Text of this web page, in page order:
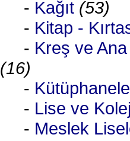
- Kağıt (53)
- Kitap -
- Kreş ve
(16)
-
- Lise ve
- Meslek